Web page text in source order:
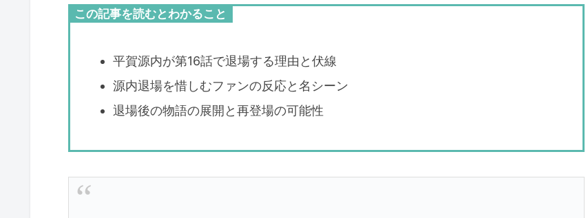
この記事を読むとわかること
平賀源内が第16話で退場する理由と伏線
源内退場を惜しむファンの反応と名シーン
退場後の物語の展開と再登場の可能性